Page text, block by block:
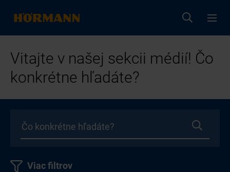
Vitajte v našej sekcii médií! Čo
konkrétne hľadáte?
Viac filtrov